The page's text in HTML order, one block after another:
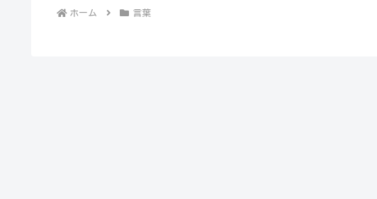
ホーム 言葉